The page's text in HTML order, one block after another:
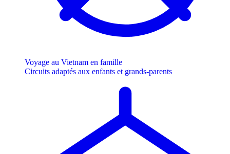
Voyage au Vietnam en famille
Circuits adaptés aux enfants et grands-parents